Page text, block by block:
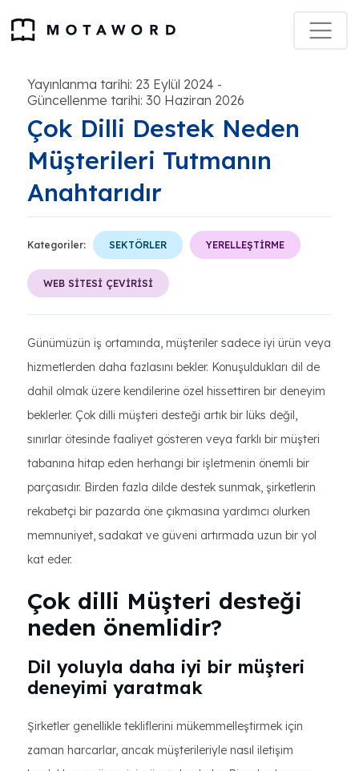
Yayınlanma tarihi: 23 Eylül 2024 -
Güncellenme tarihi: 30 Haziran 2026
Çok Dilli Destek Neden
Müşterileri Tutmanın
Anahtarıdır
Kategoriler: SEKTÖRLER YERELLEŞTİRME
WEB SİTESİ ÇEVİRİSİ
Günümüzün iş ortamında, müşteriler sadece iyi ürün veya
hizmetlerden daha fazlasını bekler. Konuşuldukları dil de
dahil olmak üzere kendilerine özel hissettiren bir deneyim
beklerler. Çok dilli müşteri desteği artık bir lüks değil,
sınırlar ötesinde faaliyet gösteren veya farklı bir müşteri
tabanına hitap eden herhangi bir işletmenin önemli bir
parçasıdır. Birden fazla dilde destek sunmak, şirketlerin
rekabetçi bir pazarda öne çıkmasına yardımcı olurken
memnuniyet, sadakat ve güveni artırmada uzun bir yol
kat eder.
Çok dilli Müşteri desteği
neden önemlidir?
Dil yoluyla daha iyi bir müşteri
deneyimi yaratmak
Şirketler genellikle tekliflerini mükemmelleştirmek için
zaman harcarlar, ancak müşterileriyle nasıl iletişim